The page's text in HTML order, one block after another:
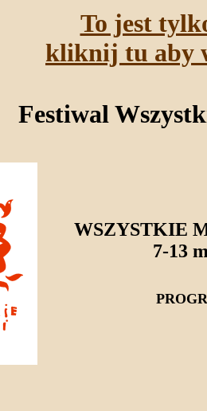
To jest
kliknij tu aby
Festiwal
WSZYSTKIE
7-13